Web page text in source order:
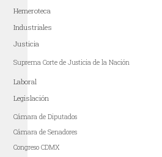
Hemeroteca
Industriales
Justicia
Suprema Corte de Justicia de la Nación
Laboral
Legislación
Cámara de Diputados
Cámara de Senadores
Congreso CDMX